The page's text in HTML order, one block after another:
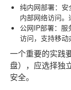
纯内网部署：
内部网络访问。
公网IP部署：服
访问，支持移动
一个重要的实践
盘）
，应选择独
安全。